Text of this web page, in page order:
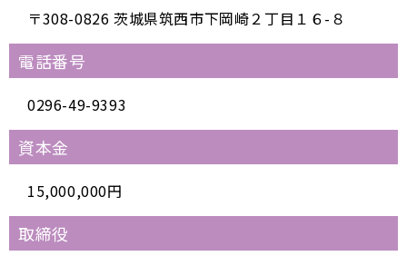
〒308-0826 茨城県筑西市下岡崎２丁目１６-８
電話番号
0296-49-9393
資本金
15,000,000円
取締役